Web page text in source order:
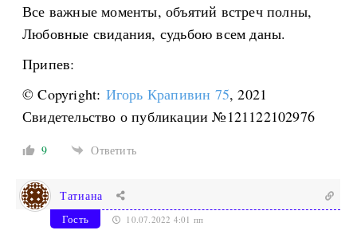
Все важные моменты, объятий встреч полны,
Любовные свидания, судьбою всем даны.
Припев:
© Copyright: Игорь Крапивин 75, 2021
Свидетельство о публикации №121122102976
9 Ответить
Татиана
Гость 10.07.2022 4:01 пп